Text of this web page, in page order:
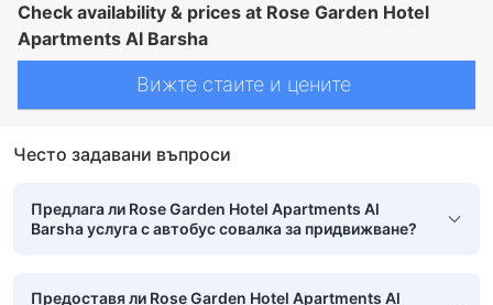
Check availability & prices at Rose Garden Hotel
Apartments Al Barsha
Вижте стаите и цените
Често задавани въпроси
Предлага ли Rose Garden Hotel Apartments Al
Barsha услуга с автобус совалка за придвижване?
Предоставя ли Rose Garden Hotel Apartments Al